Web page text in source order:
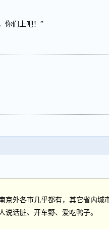
你们上吧！”
京外各市几乎都有，其它省内城
说话脏、开车野、爱吃鸭子。